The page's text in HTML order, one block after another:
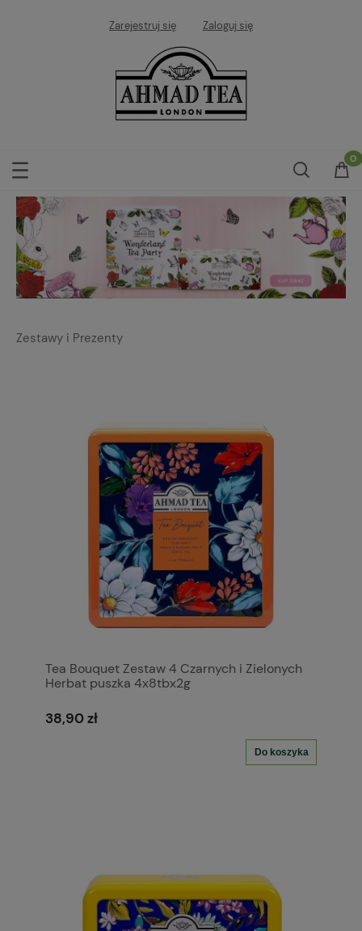
Zarejestruj się Zaloguj się
Zestawy i Prezenty
Tea Bouquet Zestaw 4 Czarnych i Zielonych
Herbat puszka 4x8tbx2g
38,90 zł
Do koszyka